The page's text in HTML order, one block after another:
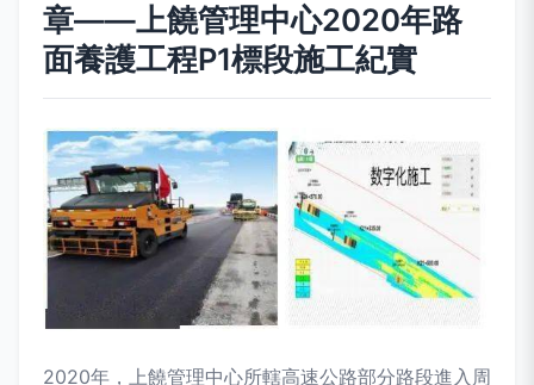
章——上饒管理中心2020年路
面養護工程P1標段施工紀實
2020年，上饒管理中心所轄高速公路部分路段進入周